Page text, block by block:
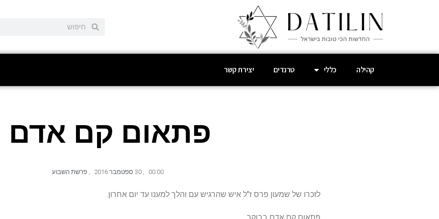
קהילה כללי טרנדים יצירת קשר
פתאום קם אדם
00:00
,
, פרשת השבוע
לזכרו של שמעון פרס ז"ל איש שהרגיש עם והלך למענו עד יום אחרון.